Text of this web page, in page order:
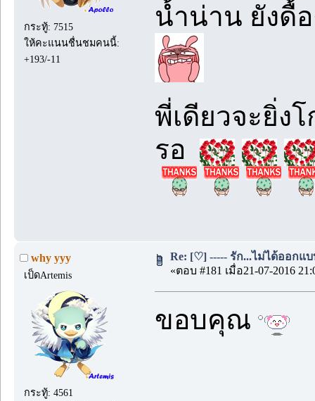
กระทู้: 7515
ให้คะแนนชื่นชมคนนี้:
+193/-11
น้ำน่าน ยังดื้
พี่เดียวจะยิ่ง
รอ
why yyy
เป็ดArtemis
กระทู้: 4561
Re: [♡] ----- รัก...ไม่ได้ออกแบ
«ตอบ #181 เมื่อ21-07-2016
ขอบคุณ